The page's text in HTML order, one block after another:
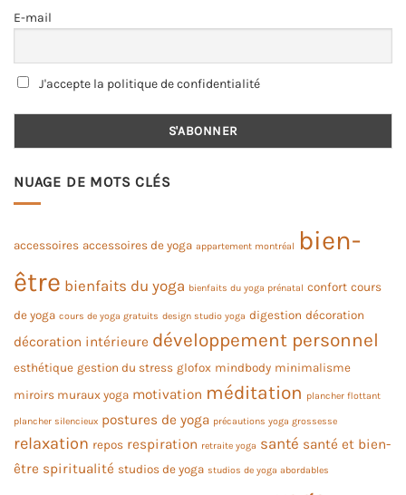
E-mail
J'accepte la politique de confidentialité
NUAGE DE MOTS CLÉS
accessoires accessoires de yoga appartement montréal
bien-
être bienfaits du yoga bienfaits du yoga prénatal confort cours
de yoga cours de yoga gratuits design studio yoga digestion décoration
décoration intérieure développement personnel
esthétique gestion du stress glofox mindbody minimalisme
miroirs muraux yoga motivation méditation plancher flottant
plancher silencieux postures de yoga précautions yoga grossesse
relaxation repos respiration retraite yoga santé santé et bien-
être spiritualité studios de yoga studios de yoga abordables